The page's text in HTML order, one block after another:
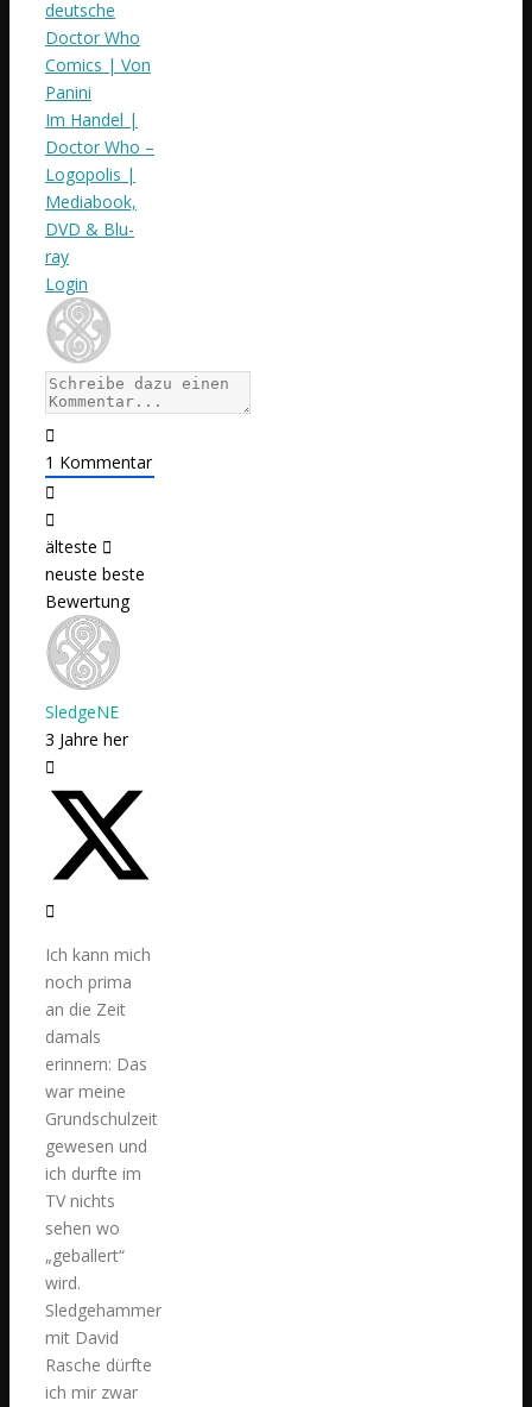
deutsche
Doctor Who
Comics | Von
Panini
Im Handel |
Doctor Who –
Logopolis |
Mediabook,
DVD & Blu-
ray
Login
1 Kommentar
älteste
neuste beste
Bewertung
SledgeNE
3 Jahre her
Ich kann mich
noch prima
an die Zeit
damals
erinnern: Das
war meine
Grundschulzeit
gewesen und
ich durfte im
TV nichts
sehen wo
„geballert“
wird.
Sledgehammer
mit David
Rasche dürfte
ich mir zwar